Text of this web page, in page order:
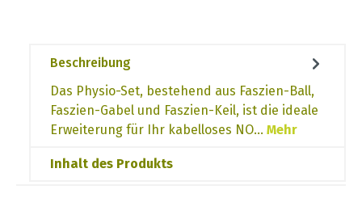
Beschreibung
Das Physio-Set, bestehend aus Faszien-Ball,
Faszien-Gabel und Faszien-Keil, ist die ideale
Erweiterung für Ihr kabelloses NO… Mehr
Inhalt des Produkts